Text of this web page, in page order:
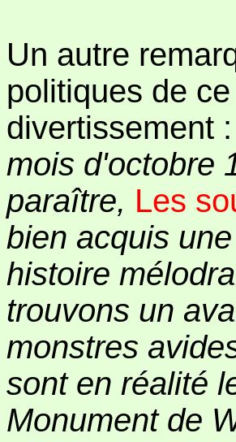
Un autre
politiques de
divertissement
mois d'octobre
paraître, Les
bien acquis
histoire
trouvons un
monstres
sont en réalité
Monument de